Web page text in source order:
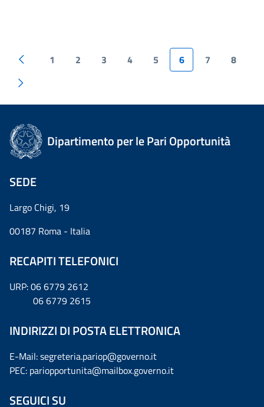
1 2 3 4 5 6 7 8
Dipartimento per le Pari Opportunità
SEDE
Largo Chigi, 19
00187 Roma - Italia
RECAPITI TELEFONICI
URP: 06 6779 2612
06 6779 2615
INDIRIZZI DI POSTA ELETTRONICA
E-Mail: segreteria.pariop@governo.it
PEC: pariopportunita@mailbox.governo.it
SEGUICI SU